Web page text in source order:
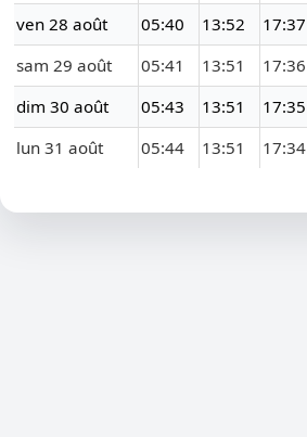
ven 28 août 05:40 13:52 17:37
sam 29 août
05:41 13:51 17:36
dim 30 août
05:43 13:51 17:35
lun 31 août
05:44 13:51 17:34